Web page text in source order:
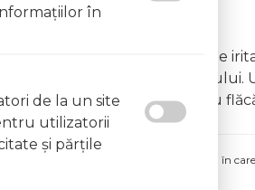
îndemâna copiilor În caz de
vapourilor produsului.
la surse de căldură sau
ale produsului comandat pot fi acelea în
de pe etichetele produsului fizic.
în
de la un site
utilizatorii
şi părţile